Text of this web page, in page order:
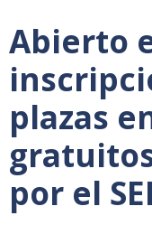
Abierto
plazas
por el